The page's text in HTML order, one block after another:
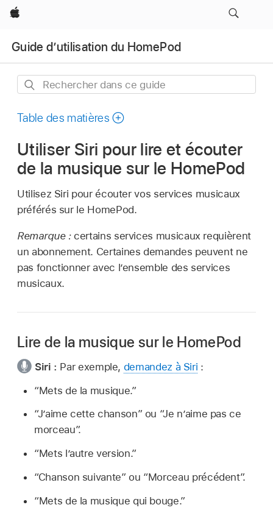
Apple
Guide d’utilisation du HomePod
Rechercher
ce
Table des matières
Utiliser Siri pour lire et écouter
de la musique sur le HomePod
Utilisez Siri pour écouter vos services musicaux
préférés sur le HomePod.
Remarque : certains services musicaux requièrent
un abonnement. Certaines demandes peuvent ne
pas fonctionner avec l’ensemble des services
musicaux.
Lire de la musique sur le HomePod
Siri : Par exemple, demandez à Siri :
“Mets de la musique.”
“J’aime cette chanson” ou “Je n’aime pas ce
morceau”.
“Mets l’autre version.”
“Chanson suivante” ou “Morceau précédent”.
“Mets de la musique qui bouge.”